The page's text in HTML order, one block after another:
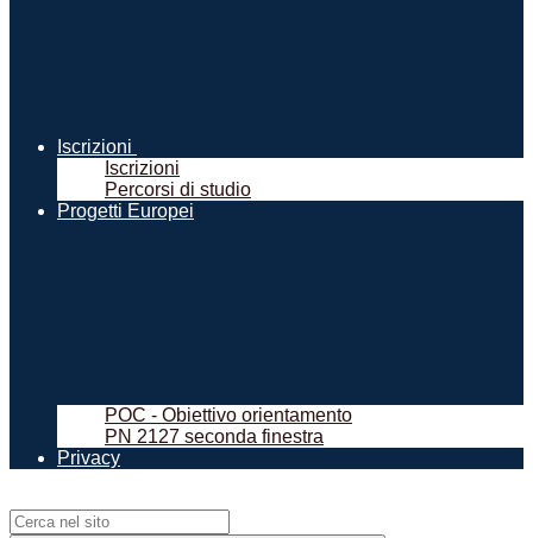
Iscrizioni
Iscrizioni
Percorsi di studio
Progetti Europei
POC - Obiettivo orientamento
PN 2127 seconda finestra
Privacy